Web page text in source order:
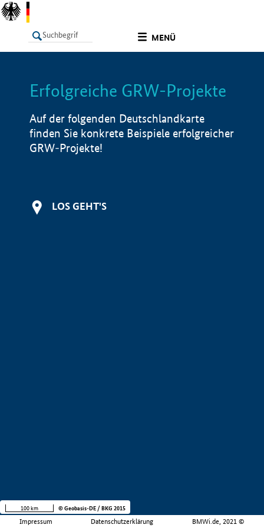
MENÜ
LISTE Info
Erfolgreiche GRW-Projekte
Auf der folgenden Deutschlandkarte
finden Sie konkrete Beispiele erfolgreicher
GRW-Projekte!
LOS GEHT'S
Impressum Datenschutzerklärung BMWi.de, 2021 ©
100 km © Geobasis-DE / BKG 2015